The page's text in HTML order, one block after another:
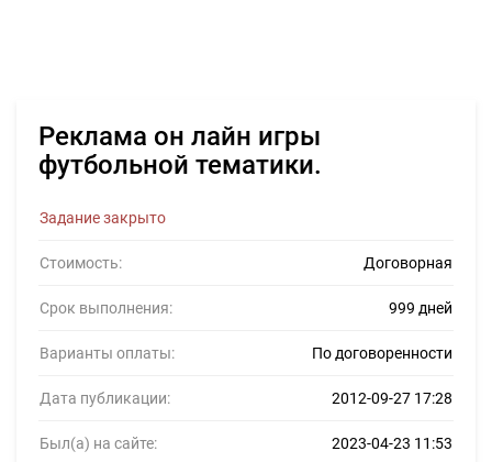
Реклама он лайн игры
футбольной тематики.
Задание закрыто
Стоимость: Договорная
Срок выполнения: 999 дней
Варианты оплаты: По договоренности
Дата публикации: 2012-09-27 17:28
Был(а) на сайте: 2023-04-23 11:53